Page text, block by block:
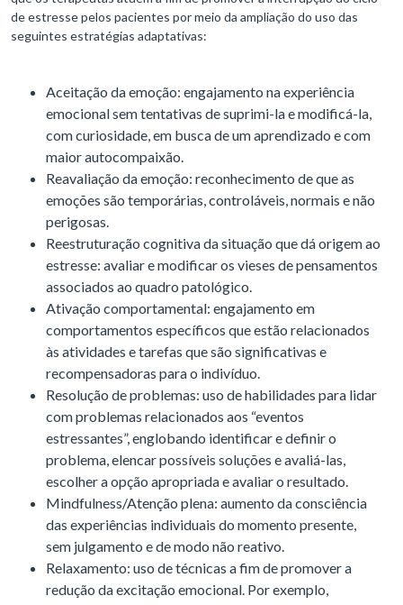
de estresse pelos pacientes por meio da ampliação do uso das
seguintes estratégias adaptativas:
Aceitação da emoção: engajamento na experiência
emocional sem tentativas de suprimi-la e modificá-la,
com curiosidade, em busca de um aprendizado e com
maior autocompaixão.
Reavaliação da emoção: reconhecimento de que as
emoções são temporárias, controláveis, normais e não
perigosas.
Reestruturação cognitiva da situação que dá origem ao
estresse: avaliar e modificar os vieses de pensamentos
associados ao quadro patológico.
Ativação comportamental: engajamento em
comportamentos específicos que estão relacionados
às atividades e tarefas que são significativas e
recompensadoras para o indivíduo.
Resolução de problemas: uso de habilidades para lidar
com problemas relacionados aos “eventos
estressantes”, englobando identificar e definir o
problema, elencar possíveis soluções e avaliá-las,
escolher a opção apropriada e avaliar o resultado.
Mindfulness/Atenção plena: aumento da consciência
das experiências individuais do momento presente,
sem julgamento e de modo não reativo.
Relaxamento: uso de técnicas a fim de promover a
redução da excitação emocional. Por exemplo,